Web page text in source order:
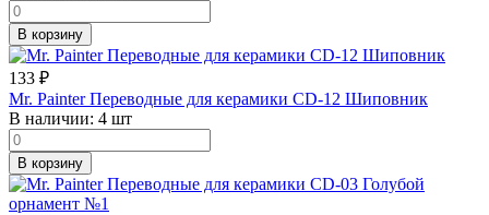
В корзину
133 ₽
Mr. Painter Переводные для керамики CD-12 Шиповник
В наличии: 4 шт
В корзину